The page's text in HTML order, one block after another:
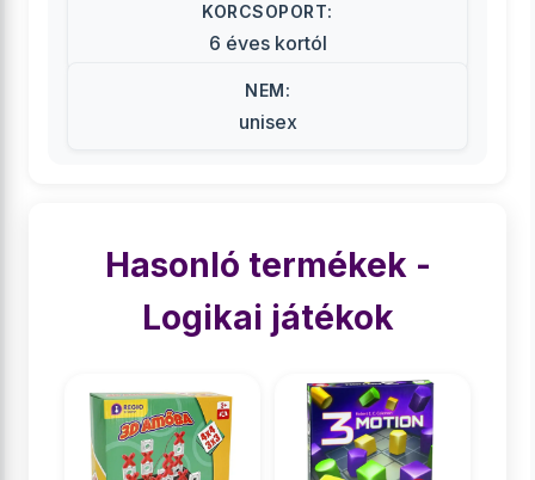
KORCSOPORT:
6 éves kortól
NEM:
unisex
Hasonló termékek -
Logikai játékok